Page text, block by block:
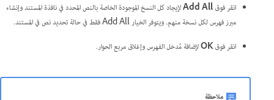
انقر فوقAdd Allلإيجاد كل النسخ الموجودة الخاصة بالنص المحدد في نافذة المستند وإنشاء
مبرز فهرس لكل نسخة منهم. ويتوفر الخيار Add All فقط في حالة تحديد نص في المستند.
انقر فوقOKلإضافة مُدخل الفهرس وإغلاق مربع الحوار.